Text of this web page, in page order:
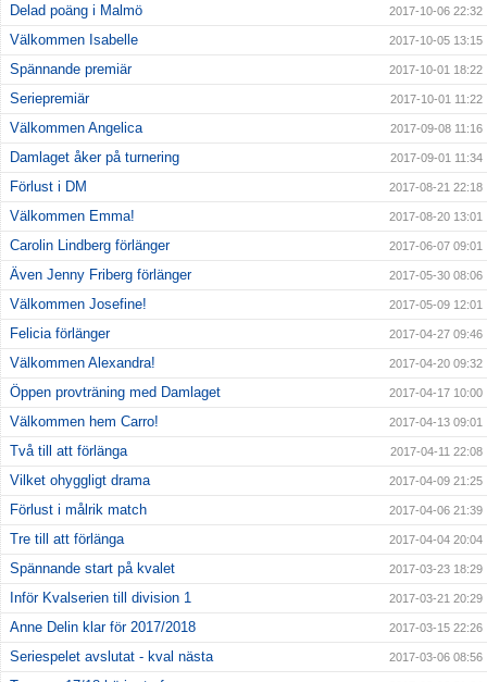
Delad poäng i Malmö 2017-10-06 22:32
Välkommen Isabelle 2017-10-05 13:15
Spännande premiär 2017-10-01 18:22
Seriepremiär 2017-10-01 11:22
Välkommen Angelica 2017-09-08 11:16
Damlaget åker på turnering 2017-09-01 11:34
Förlust i DM 2017-08-21 22:18
Välkommen Emma! 2017-08-20 13:01
Carolin Lindberg förlänger 2017-06-07 09:01
Även Jenny Friberg förlänger 2017-05-30 08:06
Välkommen Josefine! 2017-05-09 12:01
Felicia förlänger 2017-04-27 09:46
Välkommen Alexandra! 2017-04-20 09:32
Öppen provträning med Damlaget 2017-04-17 10:00
Välkommen hem Carro! 2017-04-13 09:01
Två till att förlänga 2017-04-11 22:08
Vilket ohyggligt drama 2017-04-09 21:25
Förlust i målrik match 2017-04-06 21:39
Tre till att förlänga 2017-04-04 20:04
Spännande start på kvalet 2017-03-23 18:29
Inför Kvalserien till division 1 2017-03-21 20:29
Anne Delin klar för 2017/2018 2017-03-15 22:26
Seriespelet avslutat - kval nästa 2017-03-06 08:56